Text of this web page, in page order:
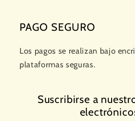
PAGO SEGURO
Los pagos se realizan bajo
plataformas seguras.
Suscribirse a